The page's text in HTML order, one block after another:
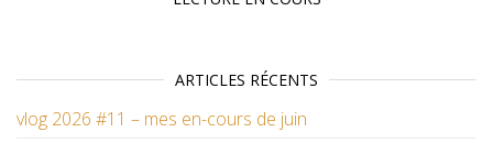
ARTICLES RÉCENTS
vlog 2026 #11 – mes en-cours de juin